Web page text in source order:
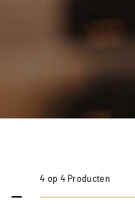
4 op 4 Producten